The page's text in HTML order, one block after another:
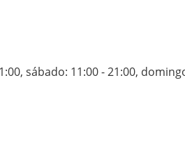
, sábado: 11:00 - 21:00,